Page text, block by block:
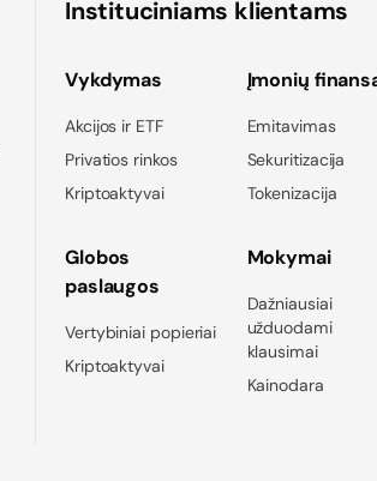
Instituciniams klientams
Vykdymas
Akcijos ir ETF
Privatios rinkos
Kriptoaktyvai
Globos
paslaugos
Vertybiniai popieriai
Kriptoaktyvai
Įmonių
Emitavimas
Sekuritizacija
Tokenizacija
Mokymai
Dažniausiai
užduodami
klausimai
Kainodara